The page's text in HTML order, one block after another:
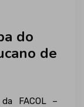
do
de
FACOL –